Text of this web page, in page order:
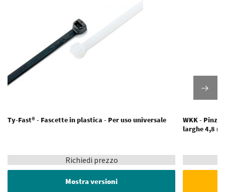
Ty-Fast® - Fascette in plastica - Per uso universale
Richiedi prezzo
Mostra versioni
WKK -
larghe 4,8